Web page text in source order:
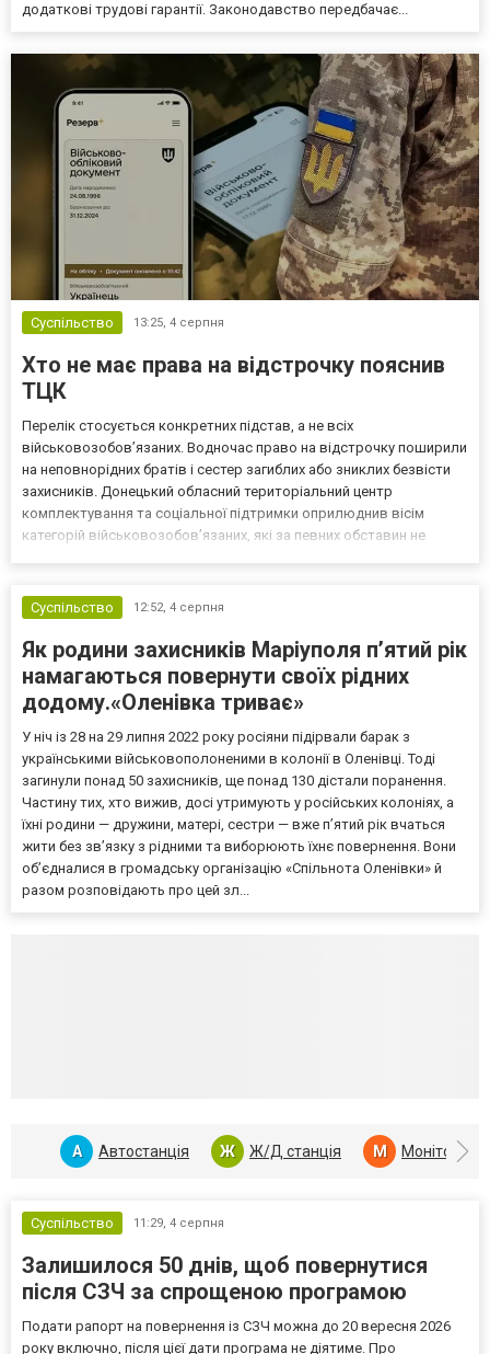
додаткові трудові гарантії. Законодавство передбачає...
Суспільство 13:25, 4 серпня
Хто не має права на відстрочку пояснив
ТЦК
Перелік стосується конкретних підстав, а не всіх
військовозобов’язаних. Водночас право на відстрочку поширили
на неповнорідних братів і сестер загиблих або зниклих безвісти
захисників. Донецький обласний територіальний центр
комплектування та соціальної підтримки оприлюднив вісім
категорій військовозобов’язаних, які за певних обставин не
Суспільство
12:52, 4 серпня
Як родини захисників Маріуполя пʼятий рік
намагаються повернути своїх рідних
додому.«Оленівка триває»
У ніч із 28 на 29 липня 2022 року росіяни підірвали барак з
українськими військовополоненими в колонії в Оленівці. Тоді
загинули понад 50 захисників, ще понад 130 дістали поранення.
Частину тих, хто вижив, досі утримують у російських колоніях, а
їхні родини — дружини, матері, сестри — вже п’ятий рік вчаться
жити без зв’язку з рідними та виборюють їхнє повернення. Вони
об’єдналися в громадську організацію «Спільнота Оленівки» й
разом розповідають про цей зл...
А Автостанція Ж Ж/Д станція М Монітор
Суспільство 11:29, 4 серпня
Залишилося 50 днів, щоб повернутися
після СЗЧ за спрощеною програмою
Подати рапорт на повернення із СЗЧ можна до 20 вересня 2026
року включно, після цієї дати програма не діятиме. Про